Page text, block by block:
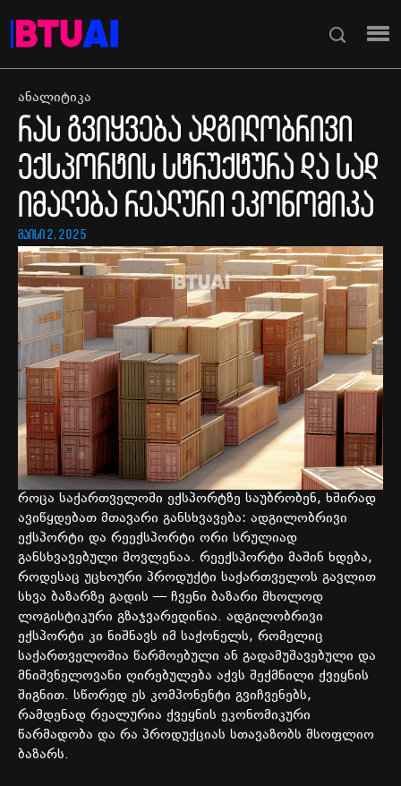
ანალიტიკა
რას გვიყვება ადგილობრივი
ექსპორტის სტრუქტურა და სად
იმალება რეალური ეკონომიკა
მაისი 2, 2025
როცა საქართველოში ექსპორტზე საუბრობენ, ხშირად
ავიწყდებათ მთავარი განსხვავება: ადგილობრივი
ექსპორტი და რეექსპორტი ორი სრულიად
განსხვავებული მოვლენაა. რეექსპორტი მაშინ ხდება,
როდესაც უცხოური პროდუქტი საქართველოს გავლით
სხვა ბაზარზე გადის —ჩვენი ბაზარი მხოლოდ
ლოგისტიკური გზაჯვარედინია. ადგილობრივი
ექსპორტი კი ნიშნავს იმ საქონელს, რომელიც
საქართველოშია წარმოებული ან გადამუშავებული და
მნიშვნელოვანი ღირებულება აქვს შექმნილი ქვეყნის
შიგნით. სწორედ ეს კომპონენტი გვიჩვენებს,
რამდენად რეალურია ქვეყნის ეკონომიკური
წარმადობა და რა პროდუქციას სთავაზობს მსოფლიო
ბაზარს.